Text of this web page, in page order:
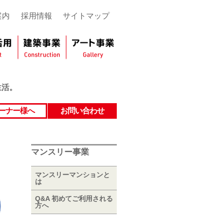
内 採用情報 サイトマップ
。
ナー様へ お問い合わせ
マンスリー事業
マンスリーマンションと
は
Q&A 初めてご利用される
方へ